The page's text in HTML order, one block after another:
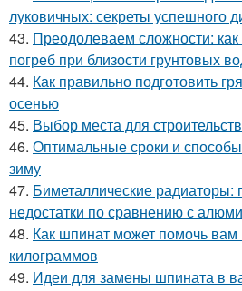
луковичных: секреты успешного
43. Преодолеваем сложности: как
погреб при близости грунтовых
44. Как правильно подготовить
осенью
45. Выбор места для
46. Оптимальные сроки и
зиму
47. Биметаллические радиаторы:
недостатки по сравнению с
48. Как шпинат может помочь вам
килограммов
49. Идеи для замены шпината в